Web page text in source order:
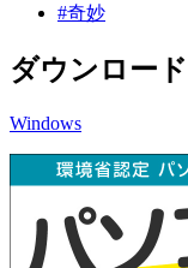
#奇妙
ダウンロード
Windows